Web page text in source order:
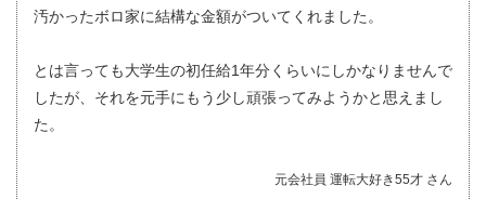
汚かったボロ家に結構な金額がついてくれました。
とは言っても大学生の初任給1年分くらいにしかなりませんで
したが、それを元手にもう少し頑張ってみようかと思えまし
た。
元会社員 運転大好き55才 さん